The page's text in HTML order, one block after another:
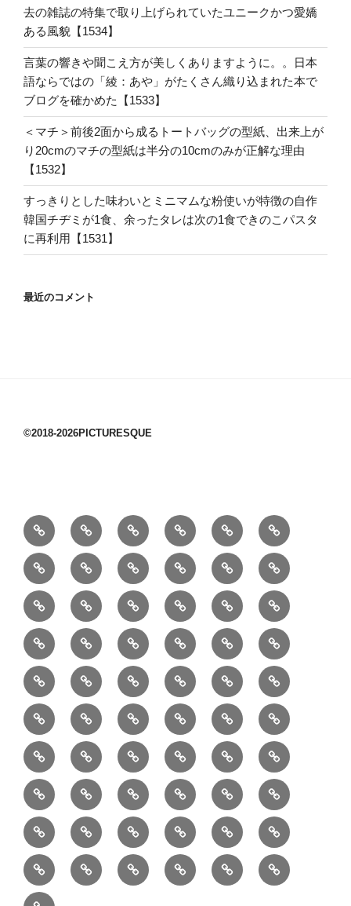
去の雑誌の特集で取り上げられていたユニークかつ愛嬌
ある風貌【1534】
言葉の響きや聞こえ方が美しくありますように。。日本
語ならではの「綾：あや」がたくさん織り込まれた本で
ブログを確かめた【1533】
＜マチ＞前後2面から成るトートバッグの型紙、出来上が
り20cmのマチの型紙は半分の10cmのみが正解な理由
【1532】
すっきりとした味わいとミニマムな粉使いが特徴の自作
韓国チヂミが1食、余ったタレは次の1食できのこパスタ
に再利用【1531】
最近のコメント
©2018-2026PICTURESQUE
1/10：
材
料
10/10：
ジ
ュ
エ
リ
ー
2/10：
製
作
3/10：
は
ぎ
れ
4/10：
Ｈ
Ｍ
Ｂ
教
室
5/10：
事
業
6/10：
読
書
7/10：
食・
健
康
8/10：
リ
フ
ォ
ー
ム
9/10：
コ
ー
デ
creema
で
販
売
中
の
ハ
ン
ド
メ
イ
ド
バ
ッ
グ
①
入
園
バ
ッ
グ
セ
ッ
ト
②
半
月
型
③
巾
着
袋
（縦
長）
④
巾
着
袋
（小）
⑤
巾
着
シ
ョ
ル
ダ
ー
⑥
小
動
物
用
小
物
⑦
リ
ュ
ッ
ク
⑧
メ
ッ
セ
ン
ジ
ャ
ー
⑨
ミ
シ
ン
カ
バ
ー
⑩
マ
チ
無
し
シ
ョ
ル
ダ
ー
（定
番
品
⑪
マ
ス
ク
⑫
ポ
ー
チ
⑬
ボ
デ
ィ
ー
バ
ッ
グ
⑭
ボ
ッ
ク
ス
型
⑮
ボ
ス
ト
ン
⑯
ヘ
ル
メ
ッ
ト
バ
ッ
グ
⑰
ピ
ン
タ
ッ
ク
バ
ッ
グ
⑱
ビ
ジ
ネ
ス
バ
ッ
グ
⑲
バ
ニ
テ
ィ
ー
⑳
ハ
ン
ド
バ
ッ
グ
お
取
引
の
流
れ
お
問
合
せ
及
び
ご
相
談
デ
ジ
タ
ル
コ
ン
テ
ン
ツ
デ
ジ
タ
ル
コ
ン
テ
ン
ツ
ブ
ロ
グ
プ
ラ
イ
バ
シ
ー
ポ
リ
ラ
ン
デ
ィ
ン
グ
ペ
ル
ー
ル
レ
ン
タ
ル
ジ
ュ
エ
レ
ン
タ
ル
ジ
ュ
エ
㉑
イ
ン
テ
リ
ア
収
㉒
エ
コ
バ
ッ
グ
㉓
楽
器
入
れ
㉔
ナ
ッ
プ
サ
ッ
㉕
ド
ー
ム
型
㉖
ド
イ
リ
ー
㉗
オ
ー
ル
イ
ン
㉘
カ
ー
テ
㉙
ク
ッ
シ
㉚
ク
ラ
ッ
㉛
ト
ー
ト
㉜
洋
服
ラ
事
業
者
か
事
業
伝
言
共
有
最
近
本
物
製
作
Ｓ